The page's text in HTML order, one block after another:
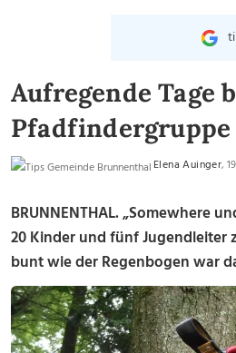
Aufregende Tage
Elena Auinger,
BRUNNENTHAL. „Somewhere
20 Kinder und fünf Jugendleiter
bunt wie der Regenbogen war